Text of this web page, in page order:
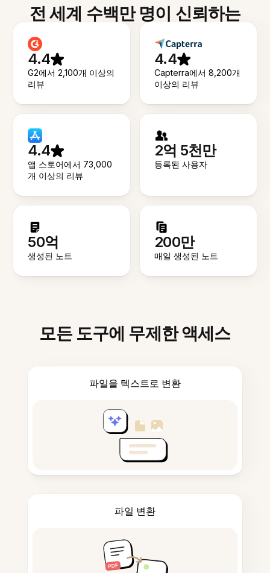
전 세계 수백만 명이 신뢰하는
4.4
G2에서 2,100개 이상의
리뷰
4.4
Capterra에서 8,200개
이상의 리뷰
4.4
앱 스토어에서 73,000
개 이상의 리뷰
2억 5천만
등록된 사용자
50억
생성된 노트
200만
매일 생성된 노트
모든 도구에 무제한 액세스
파일을 텍스트로 변환
파일 변환